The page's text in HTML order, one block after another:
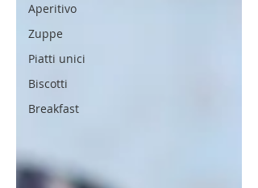
Aperitivo
Zuppe
Piatti unici
Biscotti
Breakfast